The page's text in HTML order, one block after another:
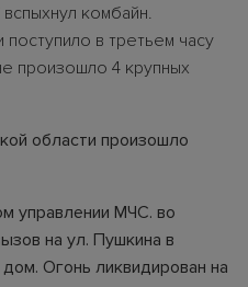
комбайн.
в третьем часу
произошло 4 крупных
области произошло
управлении МЧС. во
на ул. Пушкина в
Огонь ликвидирован на